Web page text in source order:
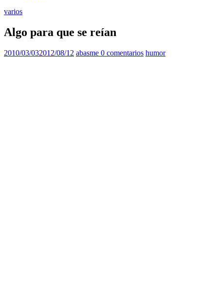
varios
Algo para que se reían
2010/03/032012/08/12 abasme 0 comentarios humor